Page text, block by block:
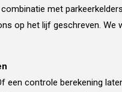
met
op het lijf geschreven. We
controle berekening